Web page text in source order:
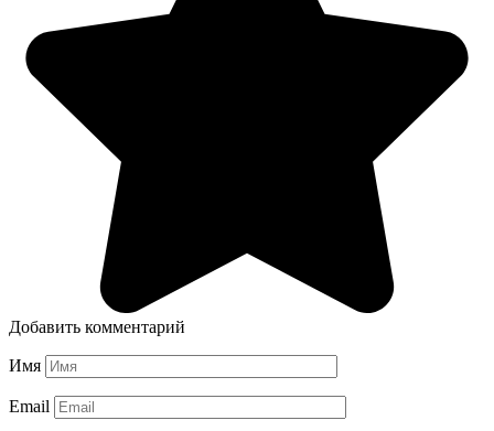
Добавить комментарий
Имя
Email